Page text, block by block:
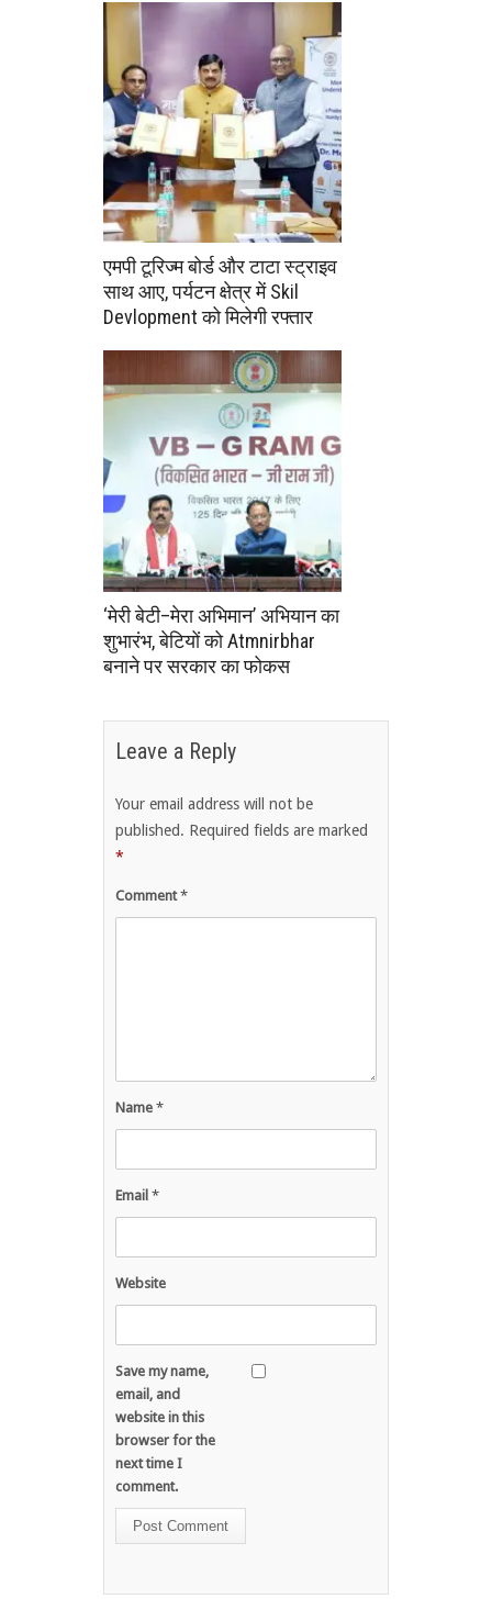
एमपी टूरिज्म बोर्ड और टाटा स्ट्राइव
साथ आए, पर्यटन क्षेत्र में Skil
Devlopment को मिलेगी रफ्तार
‘मेरी बेटी–मेरा अभिमान’ अभियान का
शुभारंभ, बेटियों को Atmnirbhar
बनाने पर सरकार का फोकस
Leave a Reply
Your email address will not be
published. Required fields are marked
*
Comment*
Name *
Email *
Website
Save my name,
email, and
website in this
browser for the
next time I
comment.